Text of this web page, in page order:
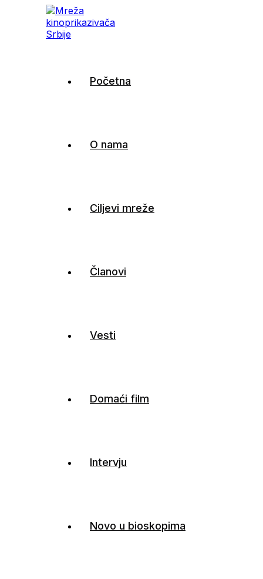
SrbijePočetna
O nama
Ciljevi mreže
Članovi
Vesti
Domaći film
Intervju
Novo u bioskopima